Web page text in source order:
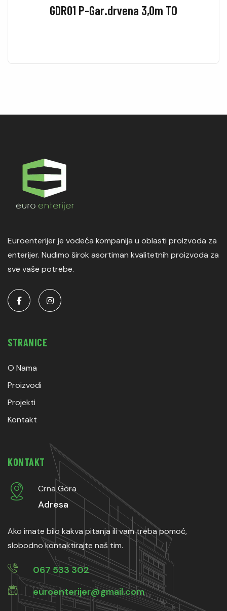
GDR01 P-Gar.drvena 3,0m TO
Euroenterijer je vodeća kompanija u oblasti proizvoda za
enterijer. Nudimo širok asortiman kvalitetnih proizvoda za
sve vaše potrebe.
STRANICE
O Nama
Proizvodi
Projekti
Kontakt
KONTAKT
Crna Gora
Adresa
Ako imate bilo kakva pitanja ili vam treba pomoć,
slobodno kontaktirajte naš tim.
067 533 302
euroenterijer@gmail.com